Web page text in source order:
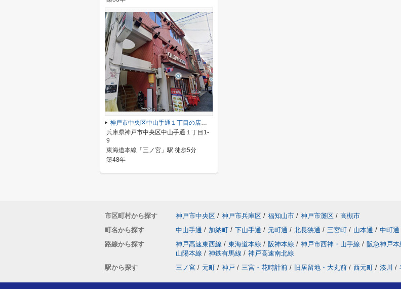
神戸市中央区中山手通１丁目の店舗一部
兵庫県神戸市中央区中山手通１丁目1-
9
東海道本線「三ノ宮」駅 徒歩5分
築48年
市区町村から探す 神戸市中央区 / 神戸市兵庫区 / 福知山市 / 神戸市灘区 / 高槻市
町名から探す
中山手通 / 加納町 / 下山手通 / 元町通 / 北長狭通 / 三宮町 / 山本通 / 中町通
路線から探す
神戸高速東西線 / 東海道本線 / 阪神本線 / 神戸市西神・山手線 / 阪急神戸本
山陽本線 / 神鉄有馬線 / 神戸高速南北線
駅から探す
三ノ宮 / 元町 / 神戸 / 三宮・花時計前 / 旧居留地・大丸前 / 西元町 / 湊川 /